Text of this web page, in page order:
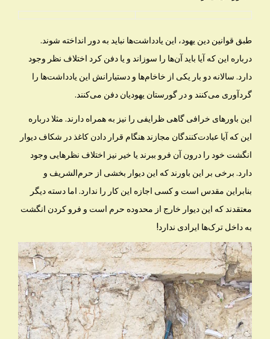
طبق قوانین دین یهود، این یادداشت‌ها نباید به دور انداخته شوند.
درباره این که آیا باید آن‌ها را سوزاند و یا دفن کرد اختلاف نظر وجود
دارد. سالانه دو بار یکی از خاخام‌ها و دستیارانش این یادداشت‌ها را
گردآوری می‌کنند و در گورستان یهودیان دفن می‌کنند.
این باورهای خرافی گاهی ظرایفی را نیز به همراه دارند. مثلا درباره
این که آیا عبادت‌کنندگان مجازند هنگام قرار دادن کاغذ در شکاف دیوار
انگشت خود را درون آن فرو ببرند یا خیر نیز اختلاف نظرهایی وجود
دارد. برخی بر این باورند که این دیوار بخشی از حرم‌الشریف و
بنابراین مقدس است و کسی اجازه این کار را ندارد. اما دسته دیگر
معتقدند که این دیوار خارج از محدوده حرم است و فرو کردن انگشت
به داخل ترک‌ها ایرادی ندارد!